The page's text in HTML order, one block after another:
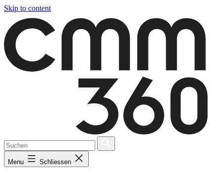
Skip to content
Menu Schliessen